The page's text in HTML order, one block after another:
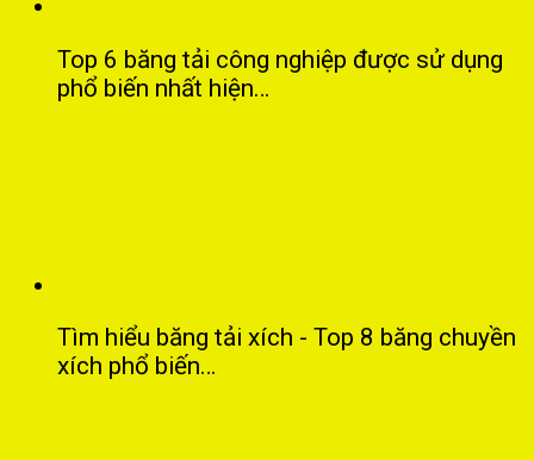
Top 6 băng tải công nghiệp được sử dụng
phổ biến nhất hiện…
Tìm hiểu băng tải xích - Top 8 băng chuyền
xích phổ biến…